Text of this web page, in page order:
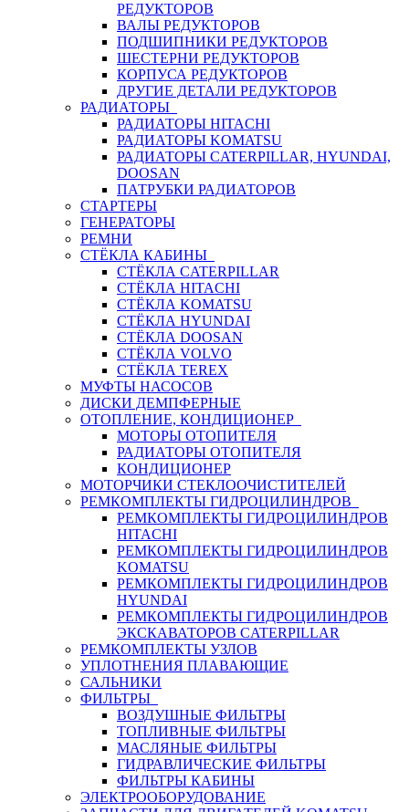
РЕДУКТОРОВ
ВАЛЫ РЕДУКТОРОВ
ПОДШИПНИКИ РЕДУКТОРОВ
ШЕСТЕРНИ РЕДУКТОРОВ
КОРПУСА РЕДУКТОРОВ
ДРУГИЕ ДЕТАЛИ РЕДУКТОРОВ
РАДИАТОРЫ
РАДИАТОРЫ HITACHI
РАДИАТОРЫ KOMATSU
РАДИАТОРЫ CATERPILLAR, HYUNDAI,
DOOSAN
ПАТРУБКИ РАДИАТОРОВ
СТАРТЕРЫ
ГЕНЕРАТОРЫ
РЕМНИ
СТЁКЛА КАБИНЫ
СТЁКЛА CATERPILLAR
СТЁКЛА HITACHI
СТЁКЛА KOMATSU
СТЁКЛА HYUNDAI
СТЁКЛА DOOSAN
СТЁКЛА VOLVO
СТЁКЛА TEREX
МУФТЫ НАСОСОВ
ДИСКИ ДЕМПФЕРНЫЕ
ОТОПЛЕНИЕ, КОНДИЦИОНЕР
МОТОРЫ ОТОПИТЕЛЯ
РАДИАТОРЫ ОТОПИТЕЛЯ
КОНДИЦИОНЕР
МОТОРЧИКИ СТЕКЛООЧИСТИТЕЛЕЙ
РЕМКОМПЛЕКТЫ ГИДРОЦИЛИНДРОВ
РЕМКОМПЛЕКТЫ ГИДРОЦИЛИНДРОВ
HITACHI
РЕМКОМПЛЕКТЫ ГИДРОЦИЛИНДРОВ
KOMATSU
РЕМКОМПЛЕКТЫ ГИДРОЦИЛИНДРОВ
HYUNDAI
РЕМКОМПЛЕКТЫ ГИДРОЦИЛИНДРОВ
ЭКСКАВАТОРОВ CATERPILLAR
РЕМКОМПЛЕКТЫ УЗЛОВ
УПЛОТНЕНИЯ ПЛАВАЮЩИЕ
САЛЬНИКИ
ФИЛЬТРЫ
ВОЗДУШНЫЕ ФИЛЬТРЫ
ТОПЛИВНЫЕ ФИЛЬТРЫ
МАСЛЯНЫЕ ФИЛЬТРЫ
ГИДРАВЛИЧЕСКИЕ ФИЛЬТРЫ
ФИЛЬТРЫ КАБИНЫ
ЭЛЕКТРООБОРУДОВАНИЕ